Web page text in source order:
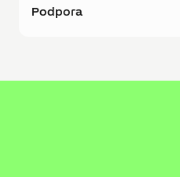
Podpora